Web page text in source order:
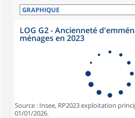
LOG G2 - Ancienneté
ménages en 2023
Source : Insee, RP2023 exploitation
01/01/2026.